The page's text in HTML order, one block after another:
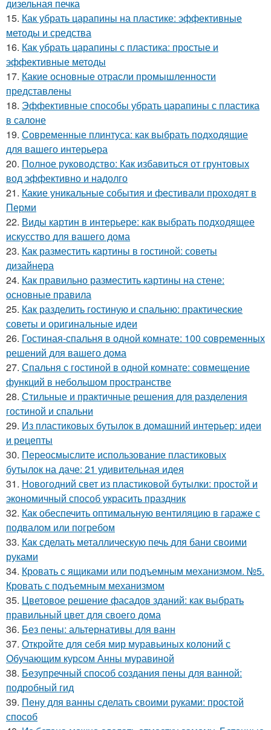
дизельная печка
15. Как убрать царапины на пластике: эффективные
методы и средства
16. Как убрать царапины с пластика: простые и
эффективные методы
17. Какие основные отрасли промышленности
представлены
18. Эффективные способы убрать царапины с пластика
в салоне
19. Современные плинтуса: как выбрать подходящие
для вашего интерьера
20. Полное руководство: Как избавиться от грунтовых
вод эффективно и надолго
21. Какие уникальные события и фестивали проходят в
Перми
22. Виды картин в интерьере: как выбрать подходящее
искусство для вашего дома
23. Как разместить картины в гостиной: советы
дизайнера
24. Как правильно разместить картины на стене:
основные правила
25. Как разделить гостиную и спальню: практические
советы и оригинальные идеи
26. Гостиная-спальня в одной комнате: 100 современных
решений для вашего дома
27. Спальня с гостиной в одной комнате: совмещение
функций в небольшом пространстве
28. Стильные и практичные решения для разделения
гостиной и спальни
29. Из пластиковых бутылок в домашний интерьер: идеи
и рецепты
30. Переосмыслите использование пластиковых
бутылок на даче: 21 удивительная идея
31. Новогодний свет из пластиковой бутылки: простой и
экономичный способ украсить праздник
32. Как обеспечить оптимальную вентиляцию в гараже с
подвалом или погребом
33. Как сделать металлическую печь для бани своими
руками
34. Кровать с ящиками или подъемным механизмом. №5.
Кровать с подъемным механизмом
35. Цветовое решение фасадов зданий: как выбрать
правильный цвет для своего дома
36. Без пены: альтернативы для ванн
37. Откройте для себя мир муравьиных колоний с
Обучающим курсом Анны муравиной
38. Безупречный способ создания пены для ванной:
подробный гид
39. Пену для ванны сделать своими руками: простой
способ